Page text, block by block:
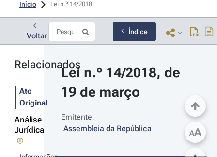
Início Lei n.º 14/2018
Voltar Índice
Relacionados
Ato
Original
Análise
Jurídica
Lei n.º 14/2018, de
19 de março
Emitente:
Assembleia da República
AA